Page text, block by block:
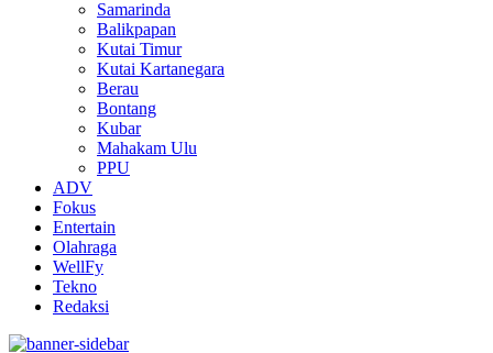
Samarinda
Balikpapan
Kutai Timur
Kutai Kartanegara
Berau
Bontang
Kubar
Mahakam Ulu
PPU
ADV
Fokus
Entertain
Olahraga
WellFy
Tekno
Redaksi